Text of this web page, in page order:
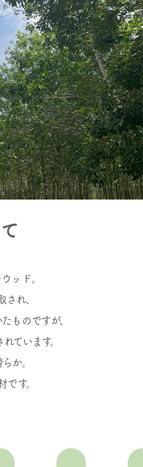
ッド。
れ、
ものですが、
ています。
か。
す。